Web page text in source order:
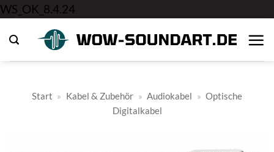
WS_OK_8.4.24
springen
Start » Kabel & Zubehör » Audiokabel » Optische
Digitalkabel